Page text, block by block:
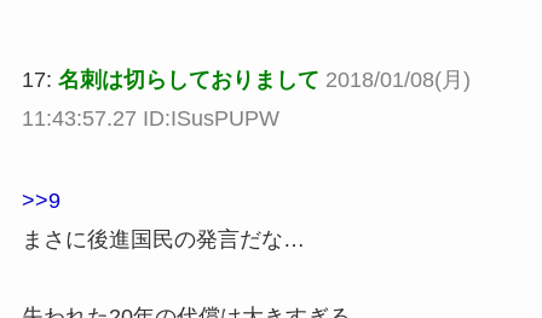
17: 名刺は切らしておりまして 2018/01/08(月)
11:43:57.27 ID:ISusPUPW
>>9
まさに後進国民の発言だな…